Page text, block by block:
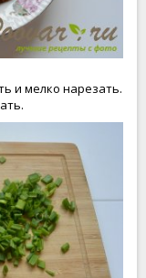
и мелко нарезать.